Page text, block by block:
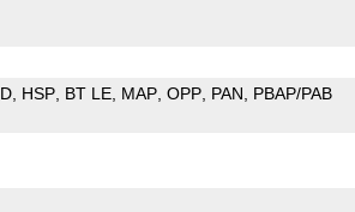
HSP BT LE MAP OPP PAN PBAP/PAB